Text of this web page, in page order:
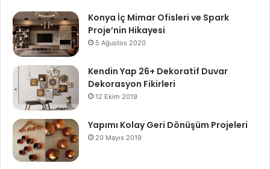
Konya İç Mimar Ofisleri ve Spark
Proje’nin Hikayesi
5 Ağustos 2020
Kendin Yap 26+ Dekoratif Duvar
Dekorasyon Fikirleri
12 Ekim 2019
Yapımı Kolay Geri Dönüşüm Projeleri
20 Mayıs 2019